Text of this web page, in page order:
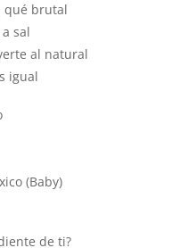
qué brutal
sal
al natural
igual
(Baby)
de ti?